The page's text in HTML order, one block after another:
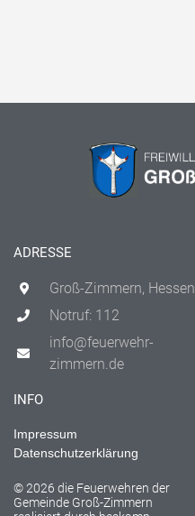
ADRESSE
Groß-Zimmern, Hessen
Notruf: 112
info@feuerwehr-
zimmern.de
INFO
Impressum
Datenschutzerklärung
© 2026 die Feuerwehren der
Gemeinde Groß-Zimmern